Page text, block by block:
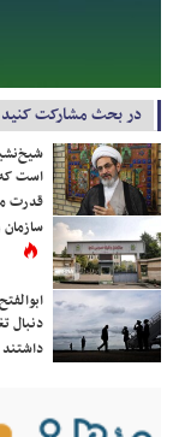
در بحث مشارکت کنید
است که
قدرت
دنبال
داشتند